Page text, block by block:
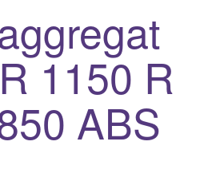
1150 R
ABS